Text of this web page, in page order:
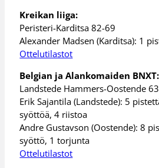
Kreikan liiga:
Peristeri-Karditsa 82-69
Alexander Madsen (Karditsa): 1
Ottelutilastot
Belgian ja Alankomaiden BNXT:
Landstede Hammers-Oostende
Erik Sajantila (Landstede): 5
syöttöä, 4 riistoa
Andre Gustavson (Oostende): 8
syöttö, 1 torjunta
Ottelutilastot